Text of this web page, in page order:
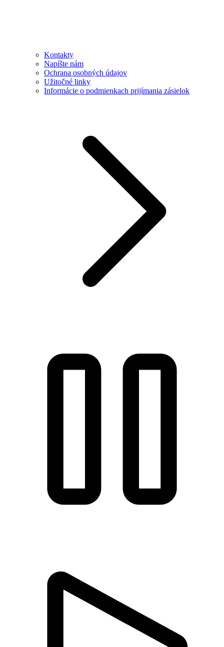
Kontakty
Napíšte nám
Ochrana osobných údajov
Užitočné linky
Informácie o podmienkach prijímania zásielok